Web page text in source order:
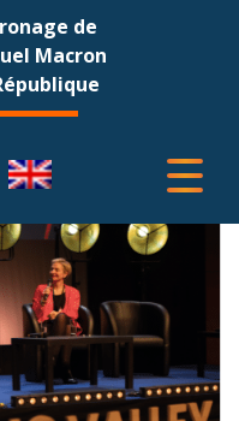
de
Macron